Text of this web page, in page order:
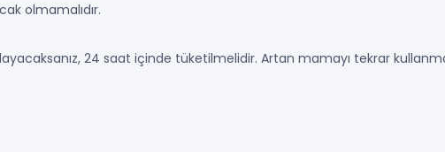
olmamalıdır.
24 saat içinde tüketilmelidir. Artan mamayı tekrar